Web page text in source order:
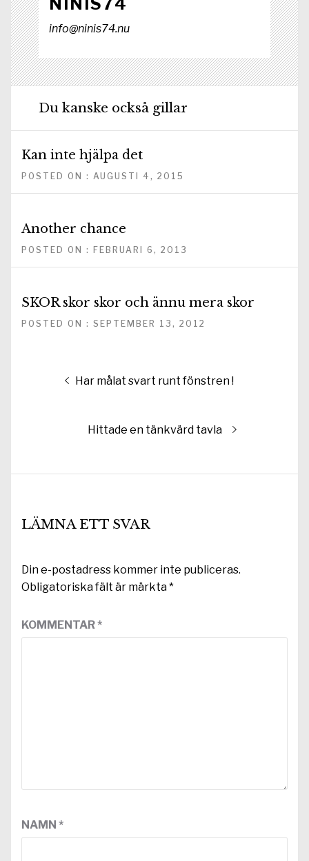
NINIS74
info@ninis74.nu
Du kanske också gillar
Kan inte hjälpa det
POSTED ON : AUGUSTI 4, 2015
Another chance
POSTED ON : FEBRUARI 6, 2013
SKOR skor skor och ännu mera skor
POSTED ON : SEPTEMBER 13, 2012
Inläggsnavigering
Föregående
Har målat svart runt fönstren !
Nästa
Hittade en tänkvärd tavla
LÄMNA ETT SVAR
Din e-postadress kommer inte publiceras.
Obligatoriska fält är märkta*
KOMMENTAR*
NAMN *